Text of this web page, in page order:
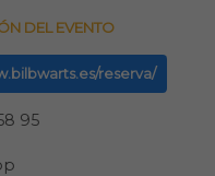
DEL EVENTO
reserva/
95